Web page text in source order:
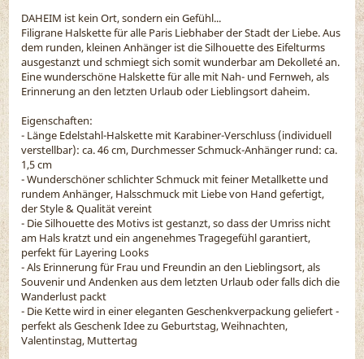
DAHEIM ist kein Ort, sondern ein Gefühl...
Filigrane Halskette für alle Paris Liebhaber der Stadt der Liebe. Aus
dem runden, kleinen Anhänger ist die Silhouette des Eifelturms
ausgestanzt und schmiegt sich somit wunderbar am Dekolleté an.
Eine wunderschöne Halskette für alle mit Nah- und Fernweh, als
Erinnerung an den letzten Urlaub oder Lieblingsort daheim.
Eigenschaften:
- Länge Edelstahl-Halskette mit Karabiner-Verschluss (individuell
verstellbar): ca. 46 cm, Durchmesser Schmuck-Anhänger rund: ca.
1,5 cm
- Wunderschöner schlichter Schmuck mit feiner Metallkette und
rundem Anhänger, Halsschmuck mit Liebe von Hand gefertigt,
der Style & Qualität vereint
- Die Silhouette des Motivs ist gestanzt, so dass der Umriss nicht
am Hals kratzt und ein angenehmes Tragegefühl garantiert,
perfekt für Layering Looks
- Als Erinnerung für Frau und Freundin an den Lieblingsort, als
Souvenir und Andenken aus dem letzten Urlaub oder falls dich die
Wanderlust packt
- Die Kette wird in einer eleganten Geschenkverpackung geliefert -
perfekt als Geschenk Idee zu Geburtstag, Weihnachten,
Valentinstag, Muttertag